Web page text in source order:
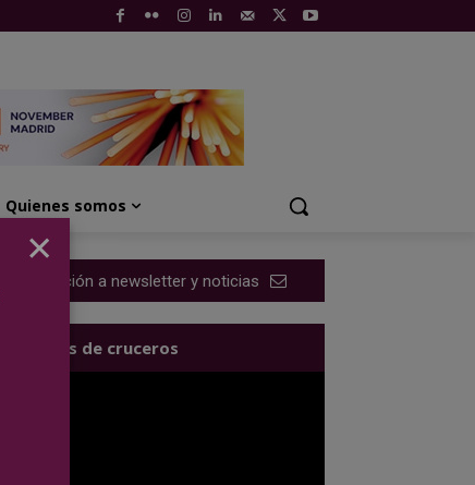
Quienes somos
Suscripción a newsletter y noticias
Los videos de cruceros
×